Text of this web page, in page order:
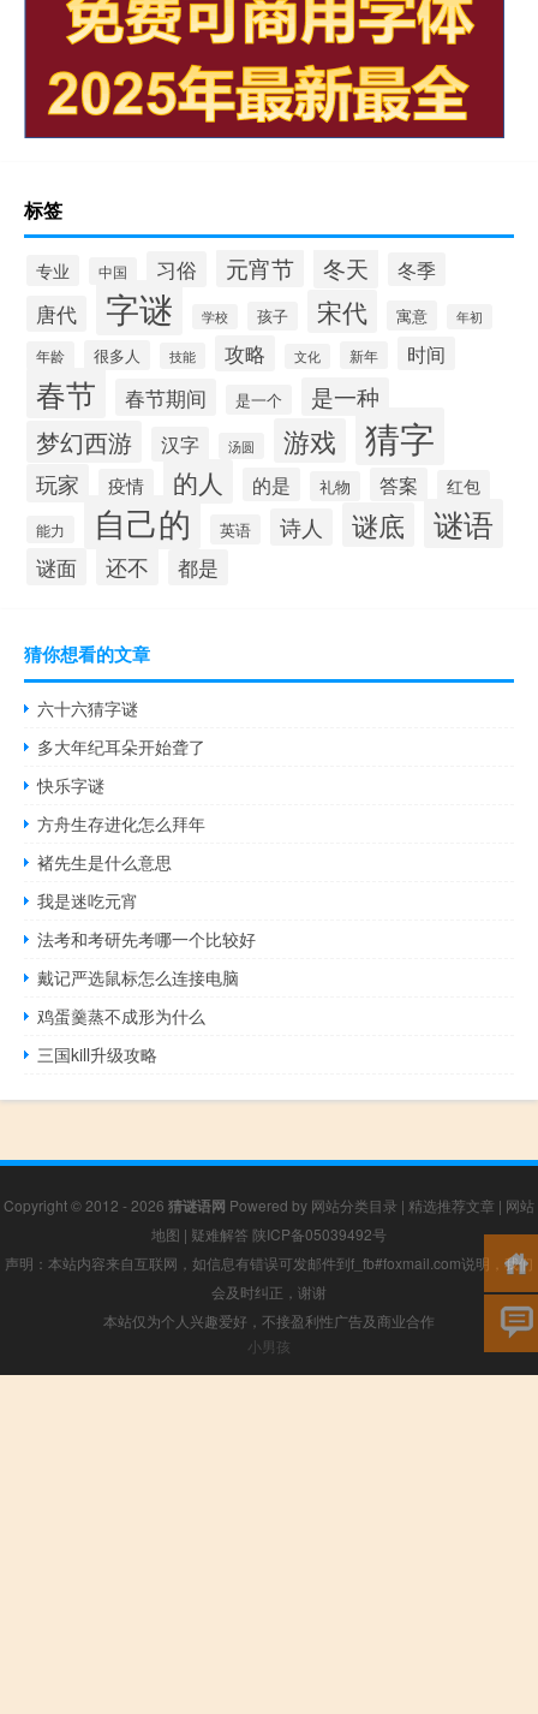
标签
专业 中国 习俗 元宵节 冬天 冬季
唐代 字谜 学校 孩子 宋代 寓意 年初
年龄 很多人 技能 攻略 文化 新年 时间
春节 春节期间 是一个 是一种
梦幻西游 汉字 汤圆 游戏 猜字
玩家 疫情 的人 的是 礼物 答案 红包
能力 自己的 英语 诗人 谜底 谜语
谜面 还不 都是
猜你想看的文章
六十六猜字谜
多大年纪耳朵开始聋了
快乐字谜
方舟生存进化怎么拜年
褚先生是什么意思
我是迷吃元宵
法考和考研先考哪一个比较好
戴记严选鼠标怎么连接电脑
鸡蛋羹蒸不成形为什么
三国kill升级攻略
Copyright © 2012 - 2026 猜谜语网 Powered by 网站分类目录 | 精选推荐文章 | 网站
地图 | 疑难解答 陕ICP备05039492号
声明：本站内容来自互联网，如信息有错误可发邮件到f_fb#foxmail.com说明，我们
会及时纠正，谢谢
本站仅为个人兴趣爱好，不接盈利性广告及商业合作
小男孩